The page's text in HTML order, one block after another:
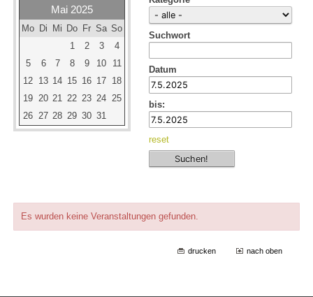
Mai 2025
Mo Di Mi Do Fr Sa So
1
2 3
4
5
6 7 8 9 10
11
12 13 14 15 16 17 18
19 20 21 22 23 24 25
26 27 28 29 30 31
Suchwort
Datum
bis:
reset
Es wurden keine Veranstaltungen gefunden.
drucken nach oben